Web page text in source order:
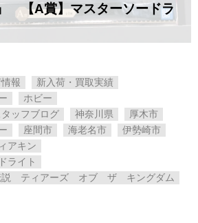
【A賞】マスターソードラ
報
新入荷・買取実績
ホビー
ッフブログ
神奈川県
厚木市
座間市 海老名市
伊勢崎市
アキン
ライト
説 ティアーズ オブ ザ キングダム